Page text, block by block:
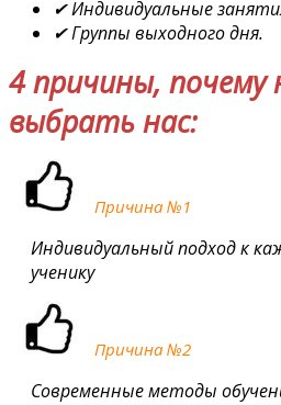
✔ Индивидуальные
✔ Группы выходного дня.
4 причины, почему
выбрать нас:
Причина №1
Индивидуальный подход к
ученику
Причина №2
Современные методы